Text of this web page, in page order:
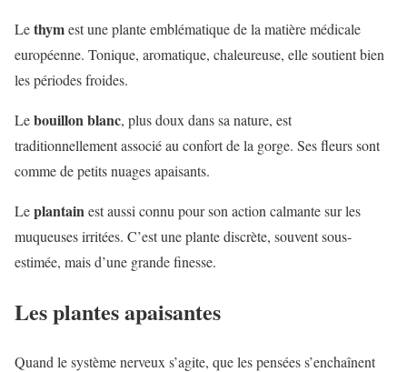
Lethymest une plante emblématique de la matière médicale
européenne. Tonique, aromatique, chaleureuse, elle soutient bien
les périodes froides.
Lebouillon blanc, plus doux dans sa nature, est
traditionnellement associé au confort de la gorge. Ses fleurs sont
comme de petits nuages apaisants.
Leplantainest aussi connu pour son action calmante sur les
muqueuses irritées. C’est une plante discrète, souvent sous-
estimée, mais d’une grande finesse.
Les plantes apaisantes
Quand le système nerveux s’agite, que les pensées s’enchaînent